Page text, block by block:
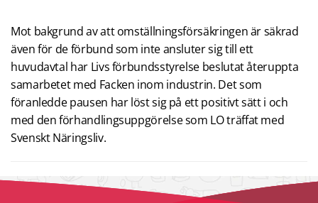
Mot bakgrund av att omställningsförsäkringen är säkrad
även för de förbund som inte ansluter sig till ett
huvudavtal har Livs förbundsstyrelse beslutat återuppta
samarbetet med Facken inom industrin. Det som
föranledde pausen har löst sig på ett positivt sätt i och
med den förhandlingsuppgörelse som LO träffat med
Svenskt Näringsliv.